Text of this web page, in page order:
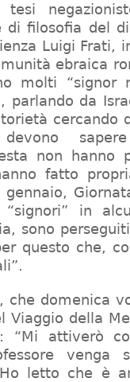
di filosofia del
Luigi Frati,
ebraica
molti “signor
parlando da
cercando
devono
non hanno
fatto
in
sono
questo che,
che domenica
Viaggio della
“Mi attiverò
venga
letto che è